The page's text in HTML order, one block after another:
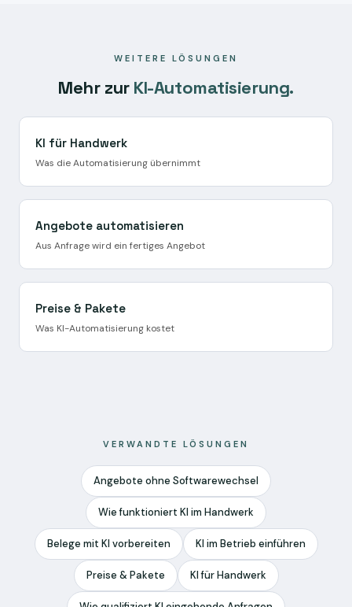
WEITERE LÖSUNGEN
Mehr zur KI-Automatisierung.
KI für Handwerk
Was die Automatisierung übernimmt
Angebote automatisieren
Aus Anfrage wird ein fertiges Angebot
Preise & Pakete
Was KI-Automatisierung kostet
VERWANDTE LÖSUNGEN
Angebote ohne Softwarewechsel
Wie funktioniert KI im Handwerk
Belege mit KI vorbereiten KI im Betrieb einführen
Preise & Pakete KI für Handwerk